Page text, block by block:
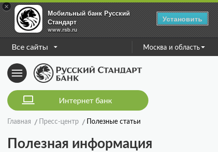
×
Мобильный банк Русский
Стандарт
www.rsb.ru
Установить
Все сайты Москва и область
Toggle
navigation
Интернет банк
Главная Пресс-центр Полезные статьи
Полезная информация